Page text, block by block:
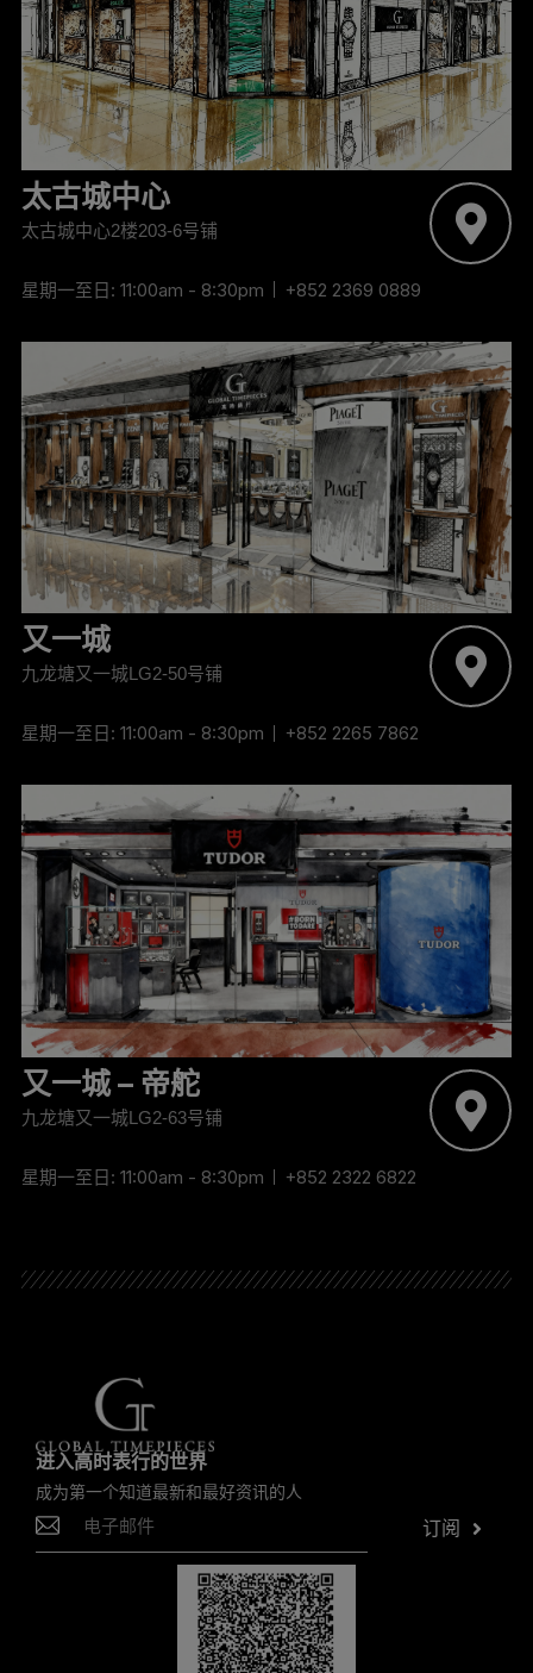
‬太古城中心
太古城中心2楼203-6号铺
星期一至日: 11:00am - 8:30pm +852 2369 0889
又一城
九龙塘又一城LG2-50号铺
星期一至日: 11:00am - 8:30pm +852 2265 7862
‬‬‬又一城 – 帝舵
九龙塘又一城LG2-63号铺
星期一至日: 11:00am - 8:30pm +852 2322 6822
进入高时表行的世界
成为第一个知道最新和最好资讯的人
订阅